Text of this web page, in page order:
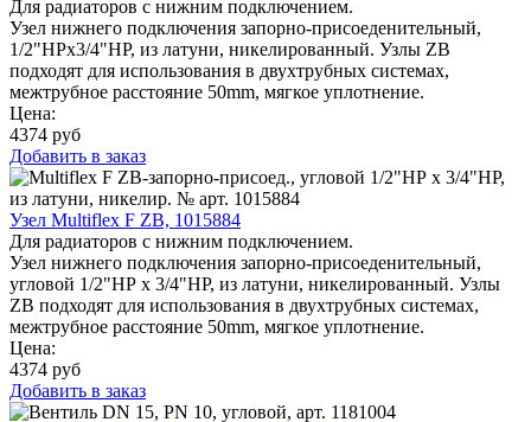
Для радиаторов с нижним подключением.
Узел нижнего подключения запорно-присоеденительный,
1/2"НРx3/4"НР, из латуни, никелированный. Узлы ZB
подходят для использования в двухтрубных системах,
межтрубное расстояние 50mm, мягкое уплотнение.
Цена:
4374 руб
Добавить в заказ
Узел Multiflex F ZB, 1015884
Для радиаторов с нижним подключением.
Узел нижнего подключения запорно-присоеденительный,
угловой 1/2"НР x 3/4"НР, из латуни, никелированный. Узлы
ZB подходят для использования в двухтрубных системах,
межтрубное расстояние 50mm, мягкое уплотнение.
Цена:
4374 руб
Добавить в заказ